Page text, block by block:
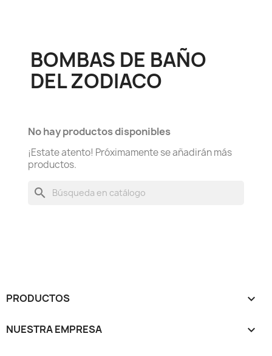
BOMBAS DE BAÑO
DEL ZODIACO
No hay productos disponibles
¡Estate atento! Próximamente se añadirán más
productos.
search
PRODUCTOS 
NUESTRA EMPRESA 